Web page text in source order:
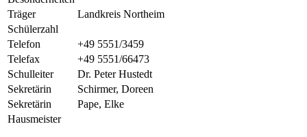
Träger
Landkreis Northeim
Schülerzahl
Telefon
+49 5551/3459
Telefax
+49 5551/66473
Schulleiter
Dr. Peter Hustedt
Sekretärin
Schirmer, Doreen
Sekretärin
Pape, Elke
Hausmeister